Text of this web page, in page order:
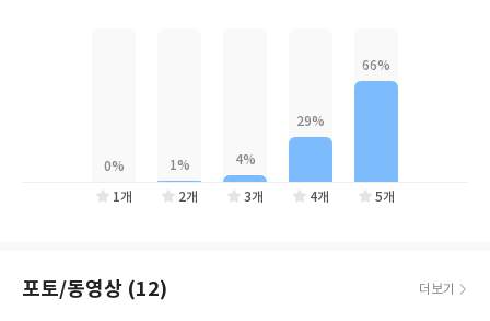
이 탐사 도중 발을 헛디뎌 얼음 구덩이 아래로 추락하면서 이야기가
인간으로 되살릴 수 있다는 이유로 구조되지 않고, 결국 가까스로
기지로 생환하지만 이미 자신의 예전 기억을 갖고 되살아난 미키8
을 만나고만다. 가뜩이나 상류층과 엘리트로 구성된 개척단에서 하
층민 출신인 미키를 밥벌레 정도로 여기던 사령관에게 이 사실이 알
작가는 수많은 SF에서 흥미롭게 다뤄왔던 여러 철학적 주제들을 이
야기에 녹여내는 한편, 인류사를 바탕으로 창안한 우주 개척사와 상
성
으
1개 2개 3개 4개 5개
포토/동영상 (12) 더보기